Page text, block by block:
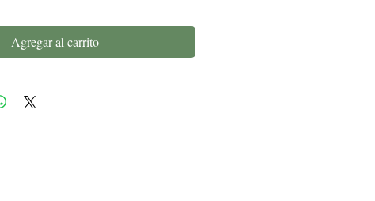
Agregar al carrito